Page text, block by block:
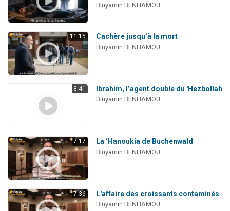
Binyamin BENHAMOU
11:15 Cachère jusqu’à la mort
Binyamin BENHAMOU
8:41 Ibrahim, l’agent double du 'Hezbollah
Binyamin BENHAMOU
7:17 La ‘Hanoukia de Buchenwald
Binyamin BENHAMOU
7:36 L'affaire des croissants contaminés
Binyamin BENHAMOU